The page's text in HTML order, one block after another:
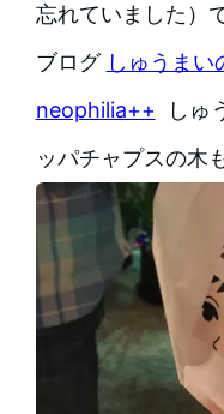
忘れていました）
ブログ しゅうま
neophilia++ しゅ
ッパチャプスの木